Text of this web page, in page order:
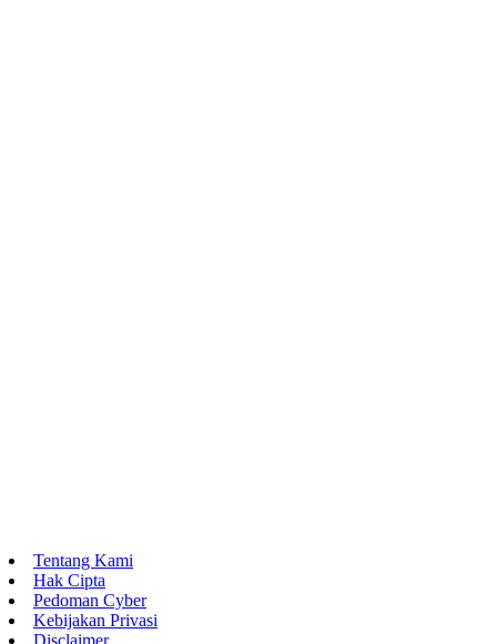
Tentang Kami
Hak Cipta
Pedoman Cyber
Kebijakan Privasi